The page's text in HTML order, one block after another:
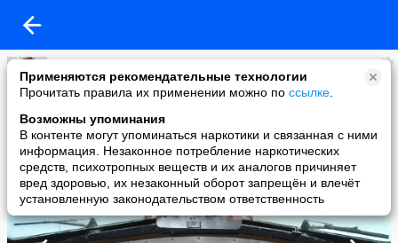
Применяются рекомендательные технологии
Прочитать правила их применении можно по ссылке
Возможны упоминания
В контенте могут упоминаться наркотики и связанная с ними
информация. Незаконное потребление наркотических
средств, психотропных веществ и их аналогов причиняет
вред здоровью, их незаконный оборот запрещён и влечёт
установленную законодательством ответственность
Зампотех
added a photo
01 Dec в 13:10